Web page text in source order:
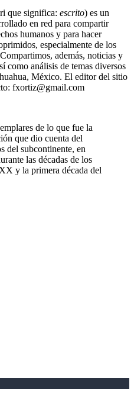
que significa: escrito) es un
en red para compartir
humanos y para hacer
especialmente de los
además, noticias y
como análisis de temas diversos
México. El editor del sitio
fxortiz@gmail.com
de lo que fue la
que dio cuenta del
del subcontinente, en
las décadas de los
y la primera década del